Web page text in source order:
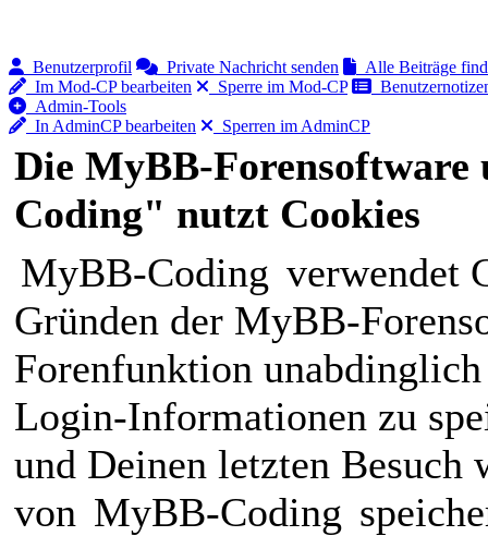
Benutzerprofil Private Nachricht senden
Alle Beiträge
Im Mod-CP bearbeiten
Sperre im Mod-CP
Admin-Tools
In AdminCP bearbeiten
Sperren im AdminCP
Die MyBB-
Coding" nutzt Cookies
MyBB-Coding verwendet
Gründen der MyBB-
Forenfunktion
Login-Informationen zu
und Deinen letzten Besuch
von MyBB-Coding